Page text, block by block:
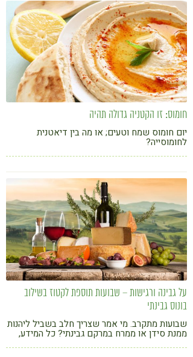
חומוס: זו הקטניה גדולה תהיה
יום חומוס שמח וטעים; או מה בין דיאטנית
לחומוסייה?
על גבינה ורגישות – שבועות תוספת לקטוז בשילוב
בונוס גבינתי
שבועות מתקרב. מי אמר שצריך חלב בשביל ליהנות
ממנת סידן או ממרח במרקם גבינתי? כל המידע,